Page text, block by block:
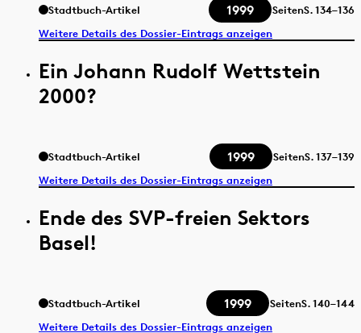
Stadtbuch-Artikel 1999 SeitenS.134–136
Weitere Details des Dossier-Eintrags anzeigen
Ein Johann Rudolf Wettstein
2000?
Stadtbuch-Artikel 1999 SeitenS.137–139
Weitere Details des Dossier-Eintrags anzeigen
Ende des SVP-freien Sektors
Basel!
Stadtbuch-Artikel 1999 SeitenS.140–144
Weitere Details des Dossier-Eintrags anzeigen